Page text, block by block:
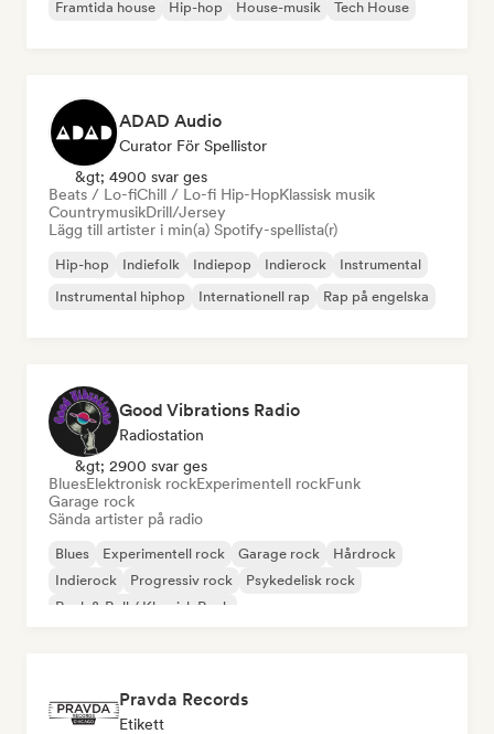
Framtida house
Hip-hop House-musik Tech House
ADAD Audio
Curator För Spellistor
&gt; 4900 svar ges
Beats / Lo-fiChill / Lo-fi Hip-HopKlassisk musik
CountrymusikDrill/Jersey
Lägg till artister i min(a) Spotify-spellista(r)
Hip-hop Indiefolk Indiepop Indierock
Instrumental
Instrumental hiphop
Internationell rap Rap på engelska
Good Vibrations Radio
Radiostation
&gt; 2900 svar ges
BluesElektronisk rockExperimentell rockFunk
Garage rock
Sända artister på radio
Blues Experimentell rock Garage rock
Hårdrock
Indierock
Progressiv rock
Psykedelisk rock
Rock & Roll / Klassisk Rock
Pravda Records
Etikett